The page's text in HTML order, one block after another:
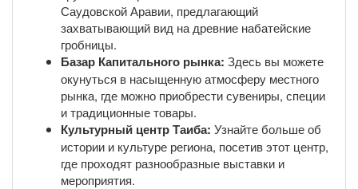
Саудовской Аравии, предлагающий
захватывающий вид на древние набатейские
гробницы.
Базар Капитального рынка: Здесь вы можете
окунуться в насыщенную атмосферу местного
рынка, где можно приобрести сувениры, специи
и традиционные товары.
Культурный центр Таиба: Узнайте больше об
истории и культуре региона, посетив этот центр,
где проходят разнообразные выставки и
мероприятия.